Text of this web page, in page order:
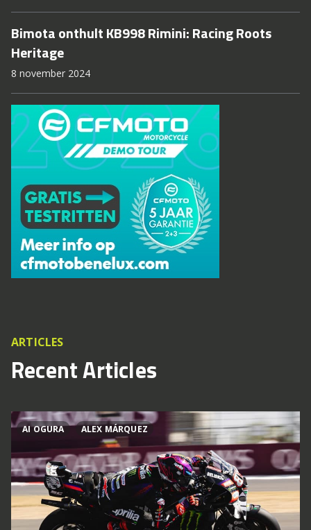
Bimota onthult KB998 Rimini: Racing Roots
Heritage
8 november 2024
ARTICLES
Recent Articles
AI OGURA ALEX MÁRQUEZ